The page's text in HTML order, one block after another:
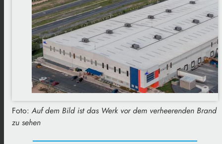
Foto:Auf dem Bild ist das Werk vor dem verheerenden Brand
zu sehen